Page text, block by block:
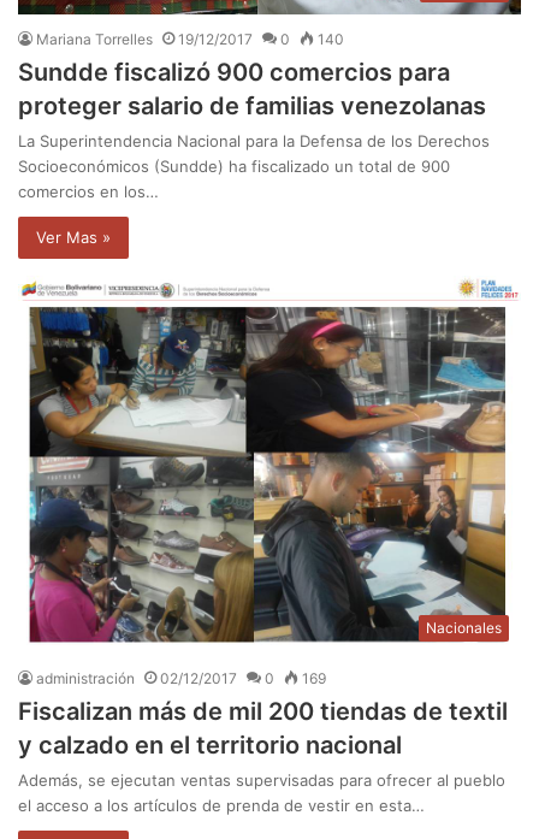
Mariana Torrelles 19/12/2017 0 140
Sundde fiscalizó 900 comercios para
proteger salario de familias venezolanas
La Superintendencia Nacional para la Defensa de los Derechos
Socioeconómicos (Sundde) ha fiscalizado un total de 900
comercios en los…
Ver Mas »
Nacionales
administración 02/12/2017 0 169
Fiscalizan más de mil 200 tiendas de textil
y calzado en el territorio nacional
Además, se ejecutan ventas supervisadas para ofrecer al pueblo
el acceso a los artículos de prenda de vestir en esta…